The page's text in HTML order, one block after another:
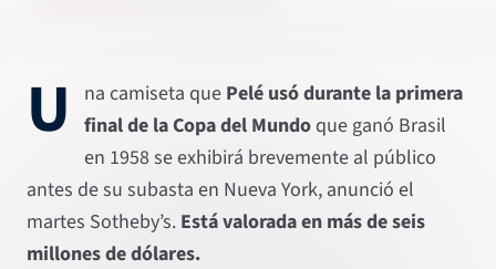
U na camiseta que Pelé usó durante la primera
final de la Copa del Mundoque ganó Brasil
en 1958 se exhibirá brevemente al público
antes de su subasta en Nueva York, anunció el
martes Sotheby’s. Está valorada en más de seis
millones de dólares.